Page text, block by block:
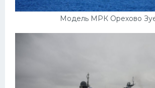
Модель МРК Орехово